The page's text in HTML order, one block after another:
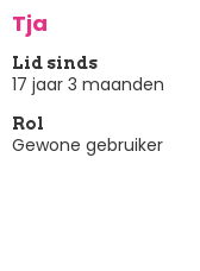
Tja
Lid sinds
17 jaar 3 maanden
Rol
Gewone gebruiker